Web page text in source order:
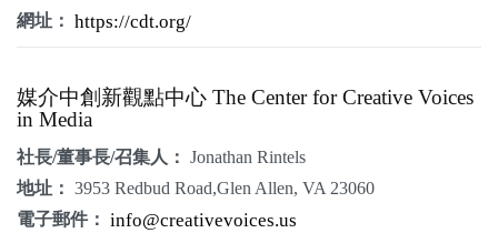
網址： https://cdt.org/
媒介中創新觀點中心 The Center for Creative Voices
in Media
社長/董事長/召集人： Jonathan Rintels
地址： 3953 Redbud Road,Glen Allen, VA 23060
電子郵件： info@creativevoices.us